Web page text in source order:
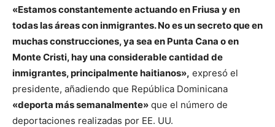
«Estamos constantemente actuando en Friusa y en
todas las áreas con inmigrantes. No es un secreto que en
muchas construcciones, ya sea en Punta Cana o en
Monte Cristi, hay una considerable cantidad de
inmigrantes, principalmente haitianos», expresó el
presidente, añadiendo que República Dominicana
«deporta más semanalmente» que el número de
deportaciones realizadas por EE. UU.